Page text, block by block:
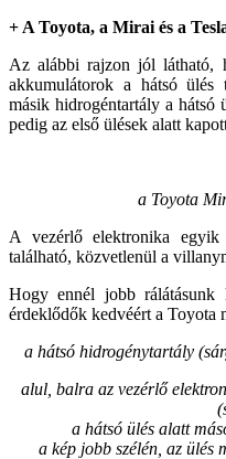
+ A Toyota, a Mirai és a
Az alábbi rajzon jól látható,
akkumulátorok a hátsó ülés
másik hidrogéntartály a hátsó
pedig az első ülések alatt
a Toyota
A vezérlő elektronika
található, közvetlenül a
Hogy ennél jobb rálátásunk
érdeklődők kedvéért a Toyota
a hátsó hidrogénytartály
alul, balra az vezérlő
a hátsó ülés alatt
a kép jobb szélén, az ülés